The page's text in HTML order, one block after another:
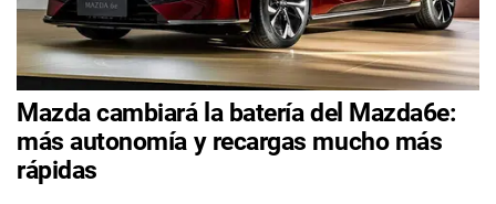
Mazda cambiará la batería del Mazda6e:
más autonomía y recargas mucho más
rápidas